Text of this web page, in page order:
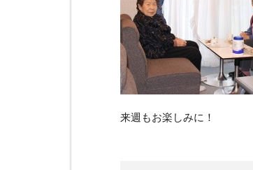
来週もお楽しみに！